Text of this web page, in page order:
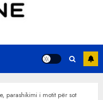
parashikimi i motit për sot